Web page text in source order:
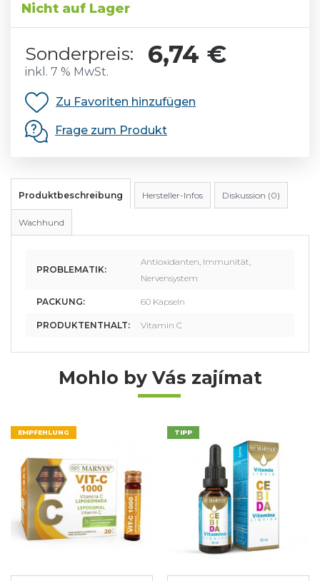
Nicht auf Lager
Sonderpreis: 6,74 €
inkl. 7 % MwSt.
Zu Favoriten hinzufügen
Frage zum Produkt
Produktbeschreibung Hersteller-Infos Diskussion (0)
Wachhund
PROBLEMATIK:
Antioxidanten, Immunität,
Nervensystem
PACKUNG: 60 Kapseln
PRODUKTENTHALT: Vitamin C
Mohlo by Vás zajímat
EMPFEHLUNG TIPP